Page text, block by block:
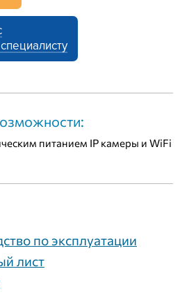
питанием IP камеры и WiFi
по эксплуатации
лист